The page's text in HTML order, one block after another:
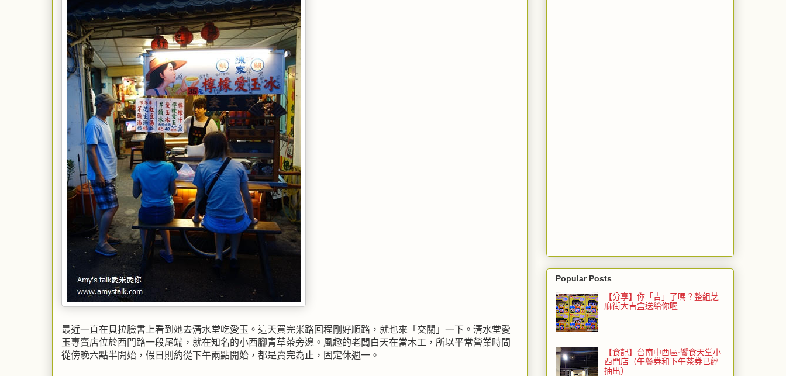
最近一直在貝拉臉書上看到她去清水堂吃愛玉。這天買完米路回程剛好順路，就也來「交關」一下。清水堂愛
玉專賣店位於西門路一段尾端，就在知名的小西腳青草茶旁邊。風趣的老闆白天在當木工，所以平常營業時間
從傍晚六點半開始，假日則約從下午兩點開始，都是賣完為止，固定休週一。
Popular Posts
【分享】你「吉」了嗎？整組芝
麻街大吉盒送給你喔
【食記】台南中西區‧饗食天堂小
西門店（午餐券和下午茶券已經
抽出）